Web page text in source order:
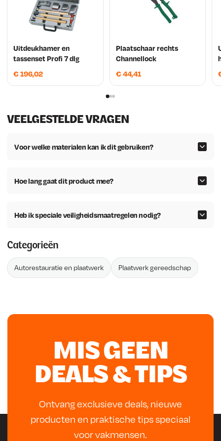
Uitdeukhamer en
tassenset Profi 7 dlg
€ 196,02
Plaatschaar rechts
Channellock
€ 44,41
VEELGESTELDE VRAGEN
Voor welke materialen kan ik dit gebruiken?
Hoe lang gaat dit product mee?
Heb ik speciale veiligheidsmaatregelen nodig?
Categorieën
Autorestauratie en plaatwerk Plaatwerk gereedschap
MIS GEEN
DEALS & TIPS
Ontvang exclusieve deals, nieuwe
producten en praktische tips speciaal
voor vakmensen.